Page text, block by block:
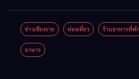
เชียงราย
เมื่อ
Coffee
Festival
ข่าวเชียงราย ท่องเที่ยว ร้านอาหารที่พัก
อาหาร